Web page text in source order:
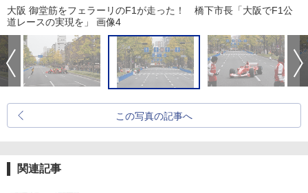
大阪 御堂筋をフェラーリのF1が走った！ 橋下市長「大阪でF1公
道レースの実現を」 画像4
この写真の記事へ
関連記事